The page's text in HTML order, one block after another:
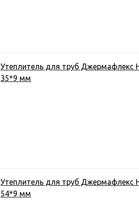
Утеплитель для труб Джермафлекс
35*9 мм
Утеплитель для труб Джермафлекс
54*9 мм